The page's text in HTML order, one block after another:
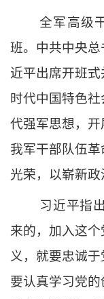
全军高级
班。中共中央
近平出席开班
时代中国特色
代强军思想，
我军干部队伍
光荣，以崭新政
习近平指
来的，加入这
义，就要忠诚
要认真学习党